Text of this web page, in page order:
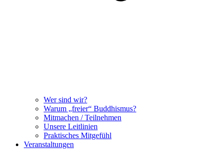
Wer sind wir?
Warum „freier“ Buddhismus?
Mitmachen / Teilnehmen
Unsere Leitlinien
Praktisches Mitgefühl
Veranstaltungen